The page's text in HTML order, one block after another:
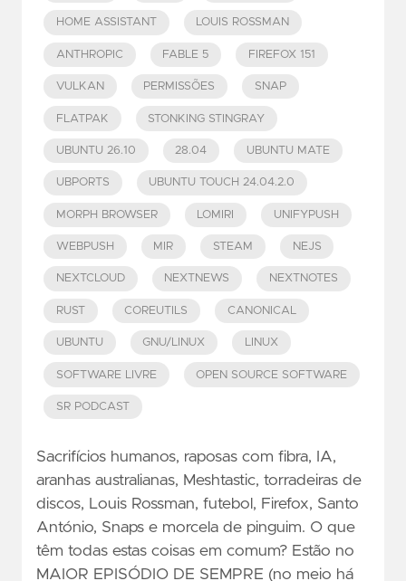
HOME ASSISTANT LOUIS ROSSMAN
ANTHROPIC FABLE 5 FIREFOX 151
VULKAN PERMISSÕES SNAP
FLATPAK STONKING STINGRAY
UBUNTU 26.10 28.04 UBUNTU MATE
UBPORTS UBUNTU TOUCH 24.04.2.0
MORPH BROWSER LOMIRI UNIFYPUSH
WEBPUSH MIR STEAM NEJS
NEXTCLOUD NEXTNEWS NEXTNOTES
RUST COREUTILS CANONICAL
UBUNTU GNU/LINUX LINUX
SOFTWARE LIVRE OPEN SOURCE SOFTWARE
SR PODCAST
Sacrifícios humanos, raposas com fibra, IA,
aranhas australianas, Meshtastic, torradeiras de
discos, Louis Rossman, futebol, Firefox, Santo
António, Snaps e morcela de pinguim. O que
têm todas estas coisas em comum? Estão no
MAIOR EPISÓDIO DE SEMPRE (no meio há